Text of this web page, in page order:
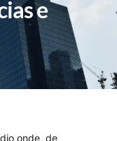
e
onde, de